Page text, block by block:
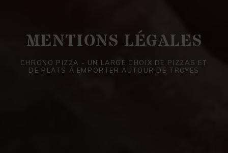
MENTIONS LÉGALES
CHRONO PIZZA - UN LARGE CHOIX DE PIZZAS ET
DE PLATS À EMPORTER AUTOUR DE TROYES